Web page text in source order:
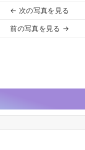
← 次の写真を見る
前の写真を見る →